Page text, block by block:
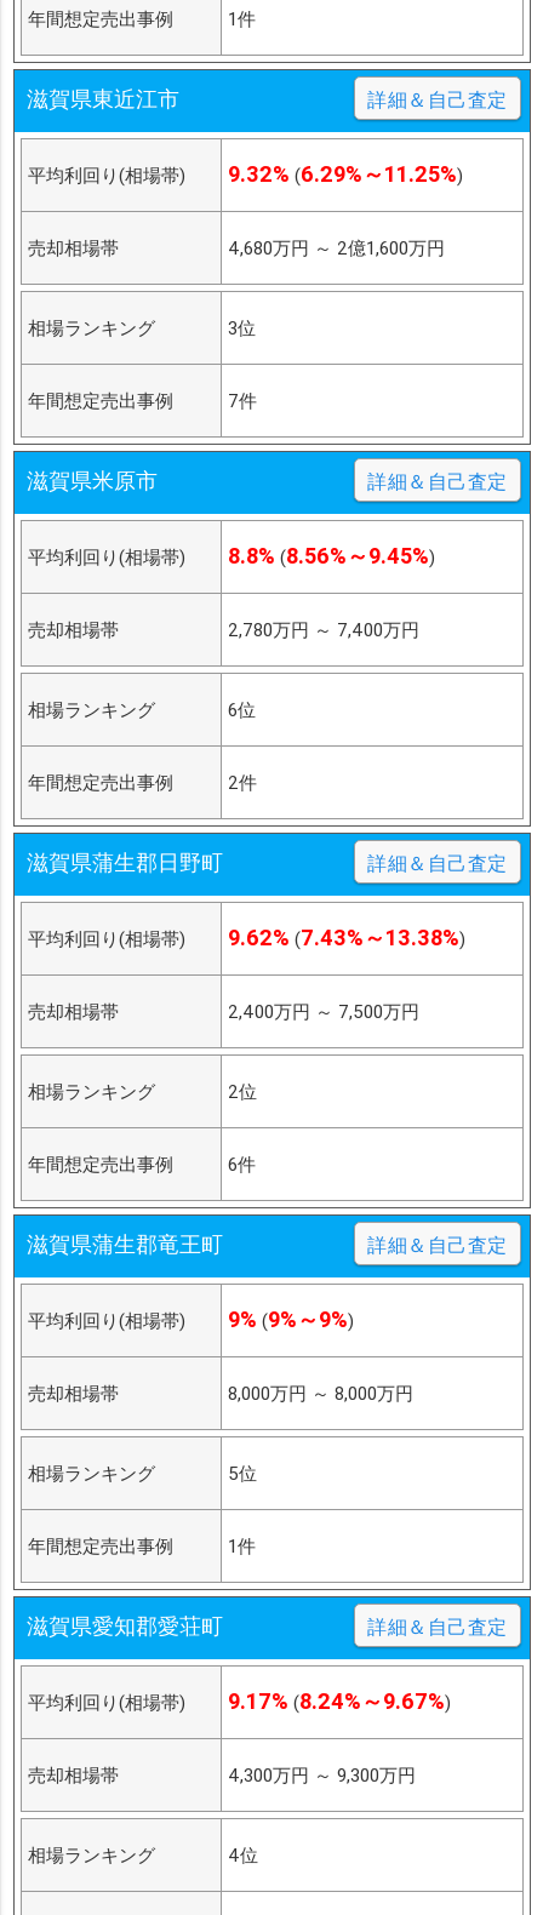
年間想定売出事例 1件
滋賀県東近江市 詳細＆自己査定
平均利回り(相場帯) 9.32% (6.29%～11.25%)
売却相場帯 4,680万円 ～ 2億1,600万円
相場ランキング 3位
年間想定売出事例 7件
滋賀県米原市 詳細＆自己査定
平均利回り(相場帯) 8.8% (8.56%～9.45%)
売却相場帯 2,780万円 ～ 7,400万円
相場ランキング 6位
年間想定売出事例 2件
滋賀県蒲生郡日野町 詳細＆自己査定
平均利回り(相場帯) 9.62% (7.43%～13.38%)
売却相場帯 2,400万円 ～ 7,500万円
相場ランキング 2位
年間想定売出事例 6件
滋賀県蒲生郡竜王町 詳細＆自己査定
平均利回り(相場帯) 9% (9%～9%)
売却相場帯 8,000万円 ～ 8,000万円
相場ランキング 5位
年間想定売出事例 1件
滋賀県愛知郡愛荘町 詳細＆自己査定
平均利回り(相場帯) 9.17% (8.24%～9.67%)
売却相場帯 4,300万円 ～ 9,300万円
相場ランキング 4位